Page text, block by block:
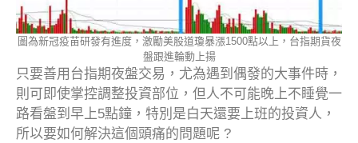
圖為新冠疫苗研發有進度，激勵美股道瓊暴漲1500點以上，台指期貨夜
盤跟進輪動上揚
只要善用台指期夜盤交易，尤為遇到偶發的大事件時，
則可即使掌控調整投資部位，但人不可能晚上不睡覺一
路看盤到早上5點鐘，特別是白天還要上班的投資人，
所以要如何解決這個頭痛的問題呢 ?